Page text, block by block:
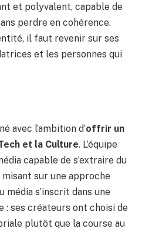
et polyvalent, capable de
perdre en cohérence.
il faut revenir sur ses
et les personnes qui
avec l’ambition d’offrir un
et la Culture. L’équipe
capable de s’extraire du
sur une approche
média s’inscrit dans une
: ses créateurs ont choisi de
plutôt que la course au